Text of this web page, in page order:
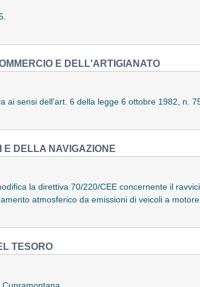
E DELL'ARTIGIANATO
ai sensi dell'art. 6 della legge 6 ottobre 1982, n.
E DELLA NAVIGAZIONE
la direttiva 70/220/CEE concernente il
atmosferico da emissioni di veicoli a
TESORO